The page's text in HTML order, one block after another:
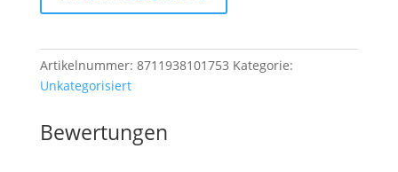
Artikelnummer: 8711938101753 Kategorie:
Unkategorisiert
Bewertungen